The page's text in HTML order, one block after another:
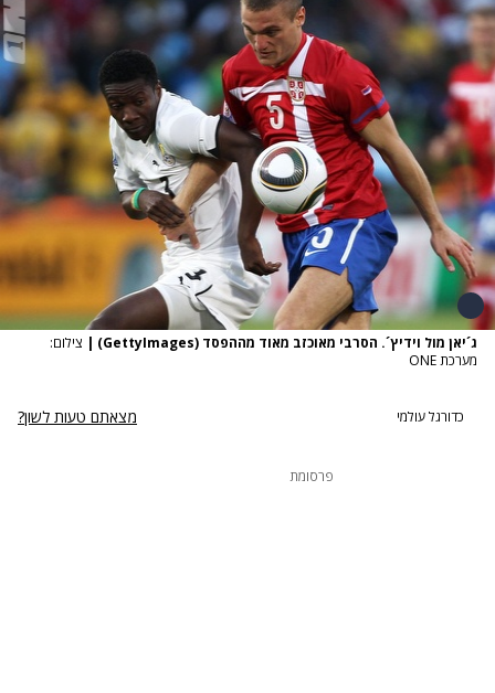
ג´יאן מול וידיץ´. הסרבי מאוכזב מאוד מההפסד (GettyImages) | צילום:
מערכת ONE
כדורגל עולמי מצאתם טעות לשון?
פרסומת